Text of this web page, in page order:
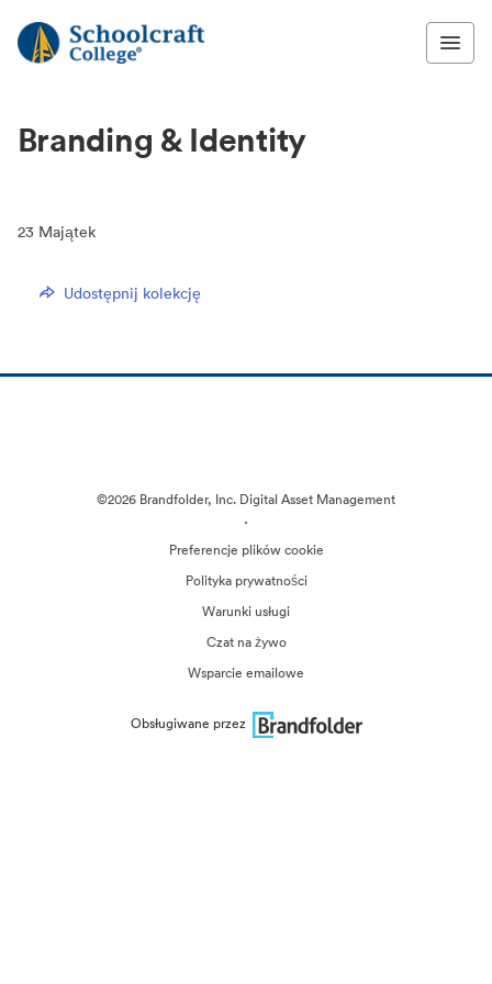
Branding & Identity
23 Majątek
Udostępnij kolekcję
©2026 Brandfolder, Inc. Digital Asset Management
·
Preferencje plików cookie
Polityka prywatności
Warunki usługi
Czat na żywo
Wsparcie emailowe
Obsługiwane przez